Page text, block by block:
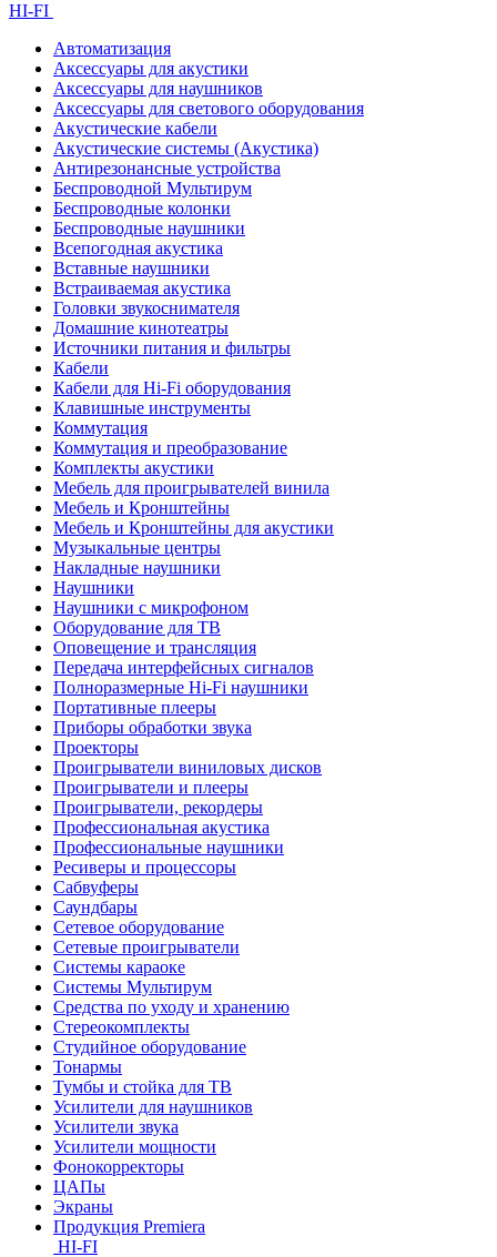
HI-FI
Автоматизация
Аксессуары для акустики
Аксессуары для наушников
Аксессуары для светового оборудования
Акустические кабели
Акустические системы (Акустика)
Антирезонансные устройства
Беспроводной Мультирум
Беспроводные колонки
Беспроводные наушники
Всепогодная акустика
Вставные наушники
Встраиваемая акустика
Головки звукоснимателя
Домашние кинотеатры
Источники питания и фильтры
Кабели
Кабели для Hi-Fi оборудования
Клавишные инструменты
Коммутация
Коммутация и преобразование
Комплекты акустики
Мебель для проигрывателей винила
Мебель и Кронштейны
Мебель и Кронштейны для акустики
Музыкальные центры
Накладные наушники
Наушники
Наушники с микрофоном
Оборудование для ТВ
Оповещение и трансляция
Передача интерфейсных сигналов
Полноразмерные Hi-Fi наушники
Портативные плееры
Приборы обработки звука
Проекторы
Проигрыватели виниловых дисков
Проигрыватели и плееры
Проигрыватели, рекордеры
Профессиональная акустика
Профессиональные наушники
Ресиверы и процессоры
Сабвуферы
Саундбары
Сетевое оборудование
Сетевые проигрыватели
Системы караоке
Системы Мультирум
Средства по уходу и хранению
Стереокомплекты
Студийное оборудование
Тонармы
Тумбы и стойка для ТВ
Усилители для наушников
Усилители звука
Усилители мощности
Фонокорректоры
ЦАПы
Экраны
Продукция Premiera
HI-FI